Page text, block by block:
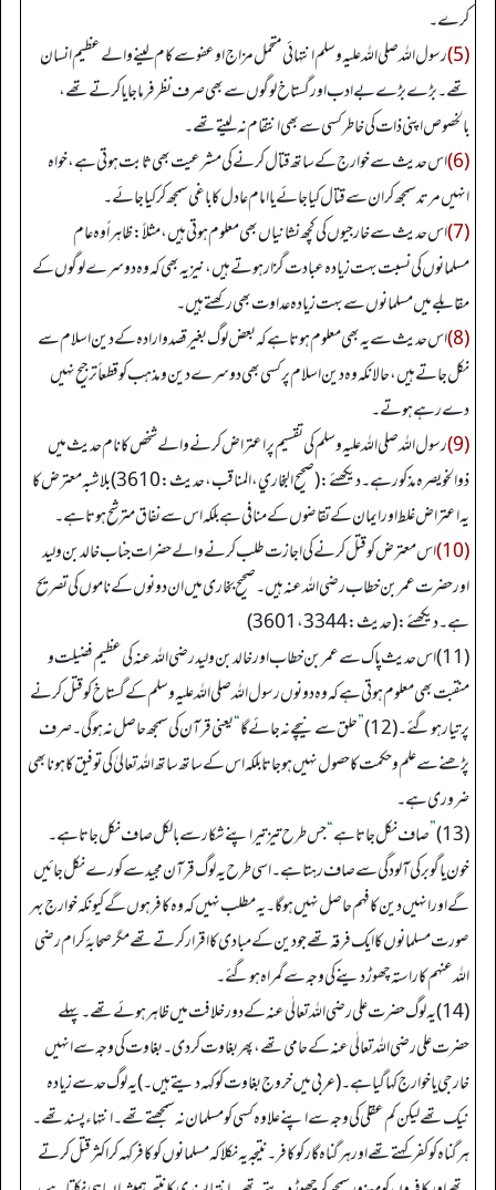
کرے۔
(5) رسول اللہ صلی اللہ علیہ وسلم انتہائی متحمل مزاج او عفو سے کام لینے والے عظیم انسان
تھے۔ بڑے بڑے بے ادب اور گستاخ لوگوں سے بھی صرف نظر فرما جایا کرتے تھے،
بالخصوص اپنی ذات کی خاطر کسی سے بھی انتقام نہ لیتے تھے۔
(6) اس حدیث سے خوارج کے ساتھ قتال کرنے کی مشرعیت بھی ثابت ہوتی ہے، خواہ
انہیں مرتد سمجھ کر ان سے قتال کیا جائے یا امام عادل کا باغی سمجھ کر کیا جائے۔
(7) اس حدیث سے خارجیوں کی کچھ نشانیاں بھی معلوم ہوتی ہیں، مثلاً: ظاہراً وہ عام
مسلمانوں کی نسبت بہت زیادہ عبادت گزار ہوتے ہیں، نیز یہ بھی کہ وہ دوسرے لوگوں کے
مقابلے میں مسلمانوں سے بہت زیادہ عداوت بھی رکھتے ہیں۔
(8) اس حدیث سے یہ بھی معلوم ہوتا ہے کہ بعض لوگ بغیر قصد و ارادہ کے دین اسلام سے
نکل جاتے ہیں، حالانکہ وہ دین اسلام پر کسی بھی دوسرے دین و مذہب کو قطعاً ترجیح نہیں
دے رہے ہوتے۔
(9) رسول اللہ صلی اللہ علیہ وسلم کی تقسیم پر اعتراض کرنے والے شخص کا نام حدیث میں
ذوالخویصرہ مذکور ہے۔ دیکھئے: (صحیح البخاري، المناقب، حدیث: 3610) بلاشبہ معترض کا
یہ اعتراض غلط اور ایمان کے تقاضوں کے منافی ہے بلکہ اس سے نفاق مترشح ہوتا ہے۔
(10)
اس معترض کو قتل کرنے کی اجازت طلب کرنے والے حضرات جناب خالد بن ولید
اور حضرت عمر بن خطاب رضی اللہ عنہ ہیں۔ صحیح بخاری میں ان دونوں کے ناموں کی تصریح
ہے۔ دیکھئے: (حدیث: 3344، 3601)
(11) اس حدیث پاک سے عمر بن خطاب اور خالد بن ولید رضی اللہ عنہ کی عظیم فضیلت و
منقبت بھی معلوم ہوتی ہے کہ وہ دونوں رسول اللہ صلی اللہ علیہ وسلم کے گستاخ کو قتل کرنے
پر تیار ہو گئے۔ (12)
”حلق سے نیچے نہ جائے گا“یعنی قرآن کی سمجھ حاصل نہ ہو گی۔ صرف
پڑھنے سے علم و حکمت کا حصول نہیں ہو جاتا بلکہ اس کے ساتھ ساتھ اللہ تعالیٰ کی توفیق کا ہونا بھی
ضروری ہے۔
(13)
”صاف نکل جاتا ہے“جس طرح تیز تیر اپنے شکار سے بالکل صاف نکل جاتا ہے۔
خون یا گوبر کی آلودگی سے صاف رہتا ہے۔ اسی طرح یہ لوگ قرآن مجید سے کورے نکل جائیں
گے اور انہیں دین کا فہم حاصل نہیں ہو گا۔ یہ مطلب نہیں کہ وہ کافر ہوں گے کیونکہ خوارج بہر
صورت مسلمانوں کا ایک فرقہ تھے جو دین کے مبادی کا اقرار کرتے تھے مگر صحابۂ کرام رضی
اللہ عنہم کا راستہ چھوڑ دینے کی وجہ سے گمراہ ہو گئے۔
(14) یہ لوگ حضرت علی رضی اللہ تعالٰی عنہ کے دور خلافت میں ظاہر ہوئے تھے۔ پہلے
حضرت علی رضی اللہ تعالٰی عنہ کے حامی تھے، پھر بغاوت کر دی۔ بغاوت کی وجہ سے انہیں
خارجی یا خوارج کہا گیا ہے۔ (عربی میں خروج بغاوت کو کہہ دیتے ہیں۔) یہ لوگ حد سے زیادہ
نیک تھے لیکن کم عقلی کی وجہ سے اپنے علاوہ کسی کو مسلمان نہ سمجھتے تھے۔ انتہاء پسند تھے۔
ہر گناہ کو کفر کہتے تھے اور ہر گناہ گار کو کافر۔ نتیجہ یہ نکلا کہ مسلمانوں کو کافر کہہ کر اکثر قتل کرتے